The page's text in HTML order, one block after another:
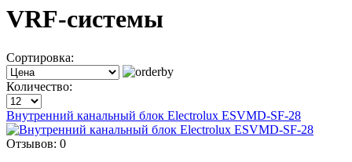
VRF-системы
Сортировка:
Количество:
Внутренний канальный блок Electrolux ESVMD-SF-28
Отзывов: 0